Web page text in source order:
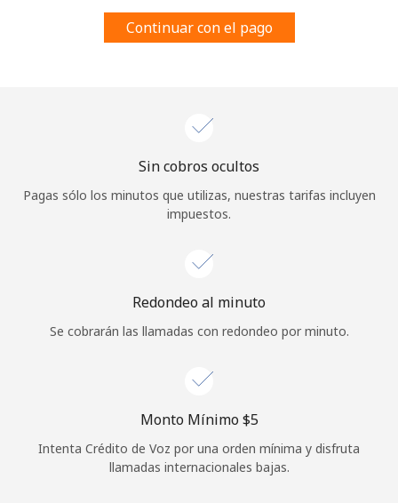
Únete
¡Hola!
Inicia sesión oREGÍSTRATE →
¿Olvidaste tu contraseña? →
Continuar con
Continuar con el pago
Sin cobros ocultos
Pagas sólo los minutos que utilizas, nuestras tarifas incluyen
impuestos.
Redondeo al minuto
Se cobrarán las llamadas con redondeo por minuto.
Monto Mínimo ⁦$5⁩
Intenta Crédito de Voz por una orden mínima y disfruta
llamadas internacionales bajas.